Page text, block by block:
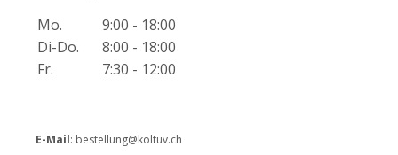
Mo.
9:00 - 18:00
Di-Do.
8:00 - 18:00
Fr.
7:30 - 12:00
E-Mail: bestellung@koltuv.ch